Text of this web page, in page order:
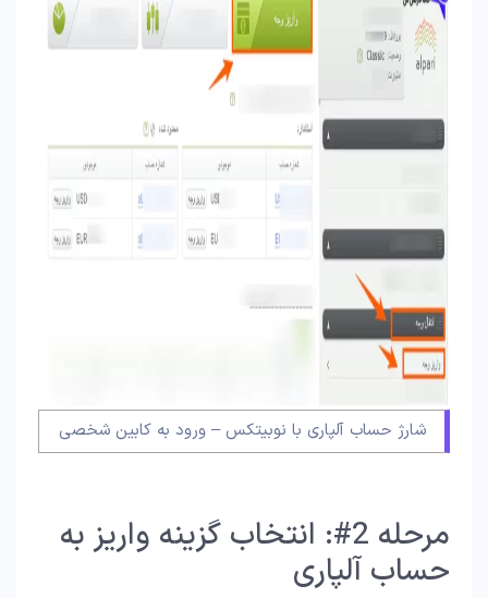
شارژ حساب آلپاری با نوبیتکس – ورود به کابین شخصی
مرحله 2#: انتخاب گزینه واریز به
حساب آلپاری